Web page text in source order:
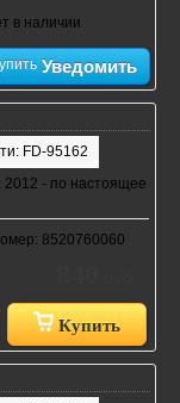
наличии
Уведомить
FD-95162
2012 - по настоящее
8520760060
Купить